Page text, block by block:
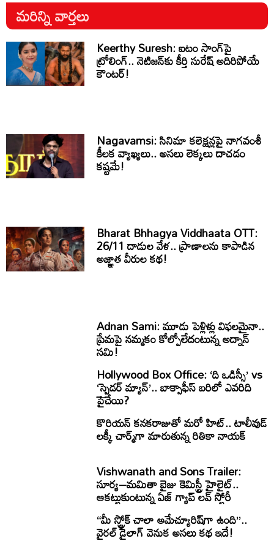
మరిన్ని వార్తలు
Keerthy Suresh: ఐటం సాంగ్‌పై
ట్రోలింగ్.. నెటిజన్‌కు కీర్తి సురేష్ అదిరిపోయే
కౌంటర్!
Nagavamsi: సినిమా కలెక్షన్లపై నాగవంశీ
కీలక వ్యాఖ్యలు.. అసలు లెక్కలు దాచడం
కష్టమే!
Bharat Bhhagya Viddhaata OTT:
26/11 దాడుల వేళ.. ప్రాణాలను కాపాడిన
అజ్ఞాత వీరుల కథ!
Adnan Sami: మూడు పెళ్లిళ్లు విఫలమైనా..
ప్రేమపై నమ్మకం కోల్పోలేదంటున్న అద్నాన్
సమి!
Hollywood Box Office: ‘ది ఒడిస్సీ’ vs
‘స్పైడర్ మ్యాన్’.. బాక్సాఫీస్ బరిలో ఎవరిది
పైచేయి?
కొరియన్ కనకరాజుతో మరో హిట్.. టాలీవుడ్
లక్కీ చార్మ్‌గా మారుతున్న రితికా నాయక్
Vishwanath and Sons Trailer:
సూర్య–మమితా బైజు కెమిస్ట్రీ హైలైట్..
ఆకట్టుకుంటున్న ఏజ్ గ్యాప్ లవ్ స్టోరీ
“మీ స్ట్రోక్ చాలా అమేచ్యూరిష్‌గా ఉంది”..
వైరల్ డైలాగ్ వెనుక అసలు కథ ఇదే!